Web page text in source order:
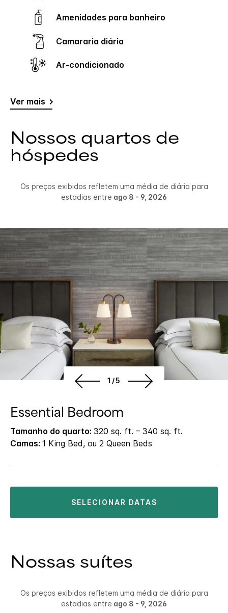
Amenidades para banheiro
Camararia diária
Ar-condicionado
Ver mais
Nossos quartos de
hóspedes
Os preços exibidos refletem uma média de diária para
estadias entre ago 8 - 9, 2026
1/5
Essential Bedroom
Tamanho do quarto: 320 sq. ft. – 340 sq. ft.
Camas: 1 King Bed, ou 2 Queen Beds
SELECIONAR DATAS
Nossas suítes
Os preços exibidos refletem uma média de diária para
estadias entre ago 8 - 9, 2026